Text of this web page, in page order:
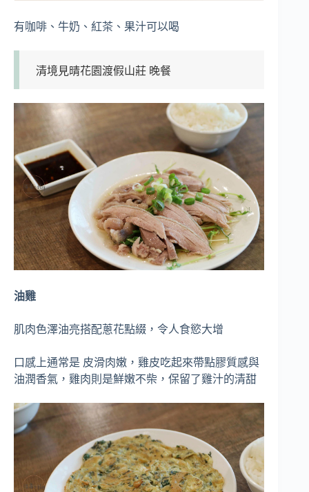
有咖啡、牛奶、紅茶、果汁可以喝
清境見晴花園渡假山莊 晚餐
油雞
肌肉色澤油亮搭配蔥花點綴，令人食慾大增
口感上通常是 皮滑肉嫩，雞皮吃起來帶點膠質感與
油潤香氣，雞肉則是鮮嫩不柴，保留了雞汁的清甜